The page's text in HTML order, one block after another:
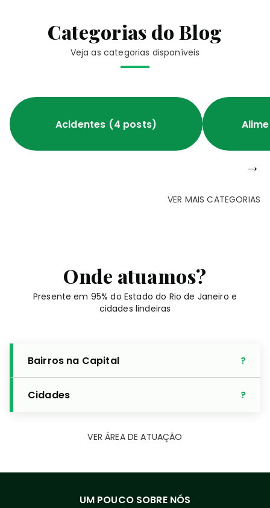
Categorias do Blog
Veja as categorias disponíveis
Acidentes (4 posts)
VER MAIS CATEGORIAS
Onde atuamos?
Presente em 95% do Estado do Rio de Janeiro e
cidades lindeiras
Bairros na Capital
Cidades
VER ÁREA DE ATUAÇÃO
UM POUCO SOBRE NÓS